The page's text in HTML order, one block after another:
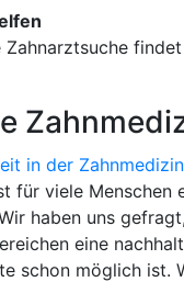
Zahnarztsuche
für viele Menschen
haben uns
eine
schon möglich ist.